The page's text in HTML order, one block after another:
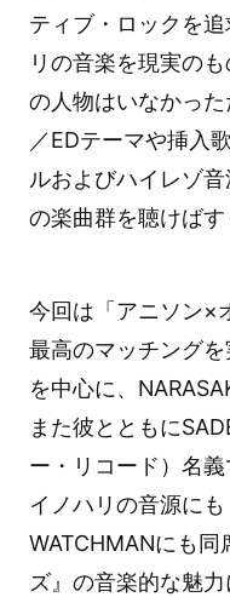
ティブ・ロックを
リの音楽を現実の
の人物はいなかっ
／EDテーマや挿入
ルおよびハイレゾ
の楽曲群を聴けばす
今回は「アニソン×
最高のマッチング
を中心に、
また彼とともに
ー・リコード）名義
イノハリの音源に
WATCHMANにも同
ズ』の音楽的な魅力